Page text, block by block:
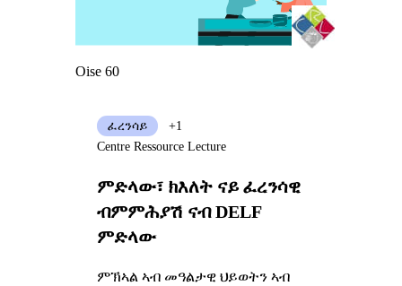
Oise 60
ምድላው፣ ክእለት ናይ ፈረንሳዊ
ብምምሕያሽ ናብ DELF
ምድላው
ምኽኣል ኣብ መዓልታዊ ህይወትን ኣብ
ፈረንሳይ
+1
Centre Ressource Lecture